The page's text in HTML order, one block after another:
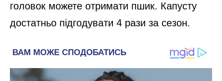
головок можете отримати пшик. Капусту
достатньо підгодувати 4 рази за сезон.